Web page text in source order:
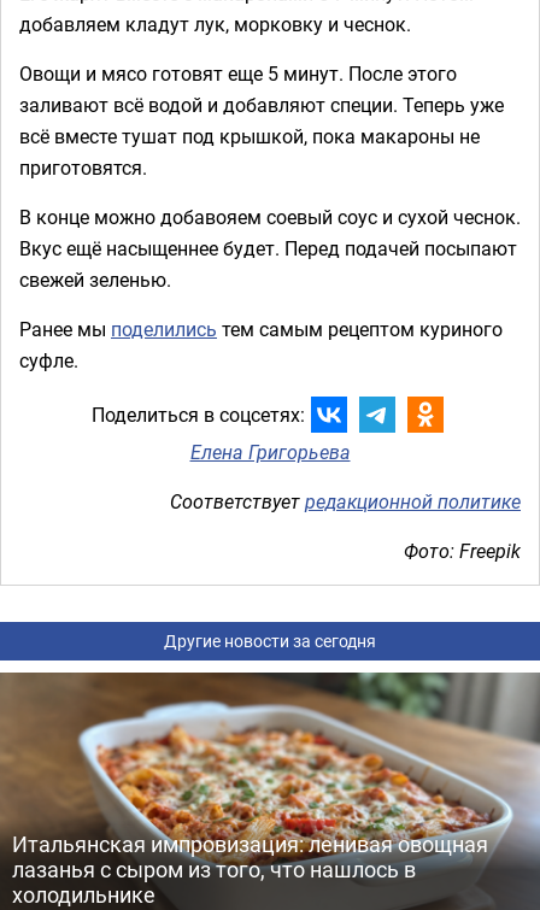
добавляем кладут лук, морковку и чеснок.
Овощи и мясо готовят еще 5 минут. После этого
заливают всё водой и добавляют специи. Теперь уже
всё вместе тушат под крышкой, пока макароны не
приготовятся.
В конце можно добавояем соевый соус и сухой чеснок.
Вкус ещё насыщеннее будет. Перед подачей посыпают
свежей зеленью.
Ранее мы поделились тем самым рецептом куриного
суфле.
Поделиться в соцсетях:
Елена Григорьева
Соответствуетредакционной политике
Фото: Freepik
Другие новости за сегодня
Итальянская импровизация: ленивая овощная
лазанья с сыром из того, что нашлось в
холодильнике